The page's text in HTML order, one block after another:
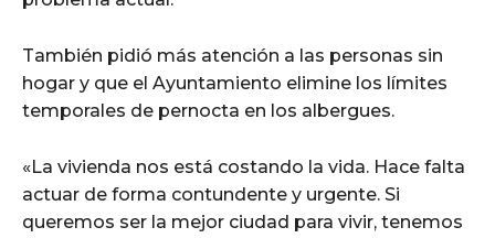
También pidió más atención a las personas sin
hogar y que el Ayuntamiento elimine los límites
temporales de pernocta en los albergues.
«La vivienda nos está costando la vida. Hace falta
actuar de forma contundente y urgente. Si
queremos ser la mejor ciudad para vivir, tenemos